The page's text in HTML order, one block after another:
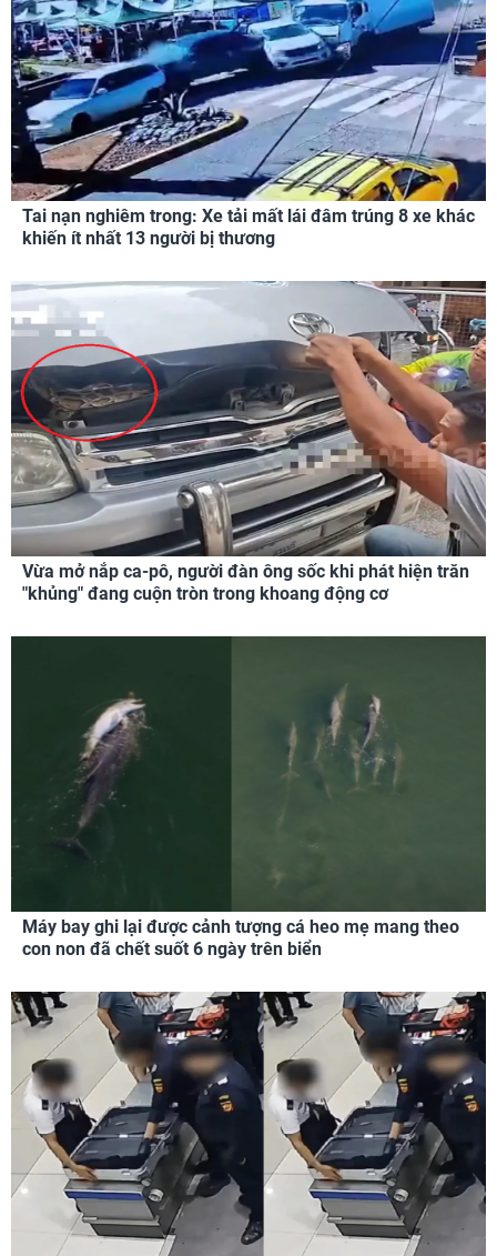
Tai nạn nghiêm trong: Xe tải mất lái đâm trúng 8 xe khác
khiến ít nhất 13 người bị thương
Vừa mở nắp ca-pô, người đàn ông sốc khi phát hiện trăn
"khủng" đang cuộn tròn trong khoang động cơ
Máy bay ghi lại được cảnh tượng cá heo mẹ mang theo
con non đã chết suốt 6 ngày trên biển